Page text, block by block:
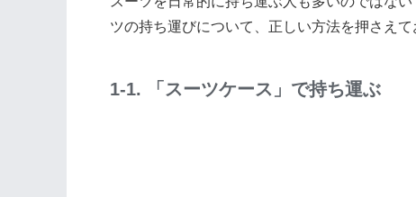
ツの持ち運びについて、正しい方法を押さえて
1-1. 「スーツケース」で持ち運ぶ